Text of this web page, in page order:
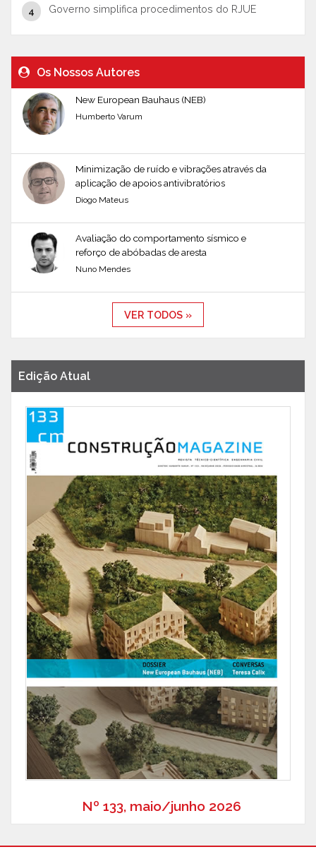
Governo simplifica procedimentos do RJUE
Os Nossos Autores
New European Bauhaus (NEB)
Humberto Varum
Minimização de ruído e vibrações através da
aplicação de apoios antivibratórios
Diogo Mateus
Avaliação do comportamento sísmico e
reforço de abóbadas de aresta
Nuno Mendes
VER TODOS »
Edição Atual
Nº 133, maio/junho 2026